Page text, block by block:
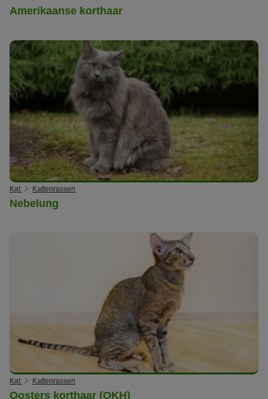
Amerikaanse korthaar
Kat Kattenrassen
Nebelung
Kat Kattenrassen
Oosters korthaar (OKH)